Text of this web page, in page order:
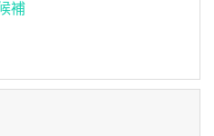
補